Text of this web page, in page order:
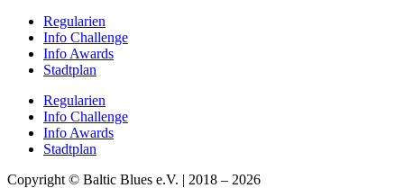
Regularien
Info Challenge
Info Awards
Stadtplan
Regularien
Info Challenge
Info Awards
Stadtplan
Copyright © Baltic Blues e.V. | 2018 – 2026